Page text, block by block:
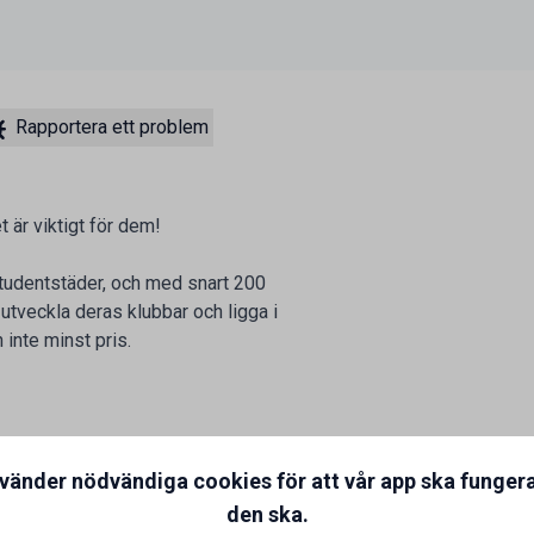
Rapportera ett problem
är viktigt för dem!
och med snart 200
deras klubbar och ligga i
inte minst pris.
nödvändiga cookies för att vår app ska
den ska.